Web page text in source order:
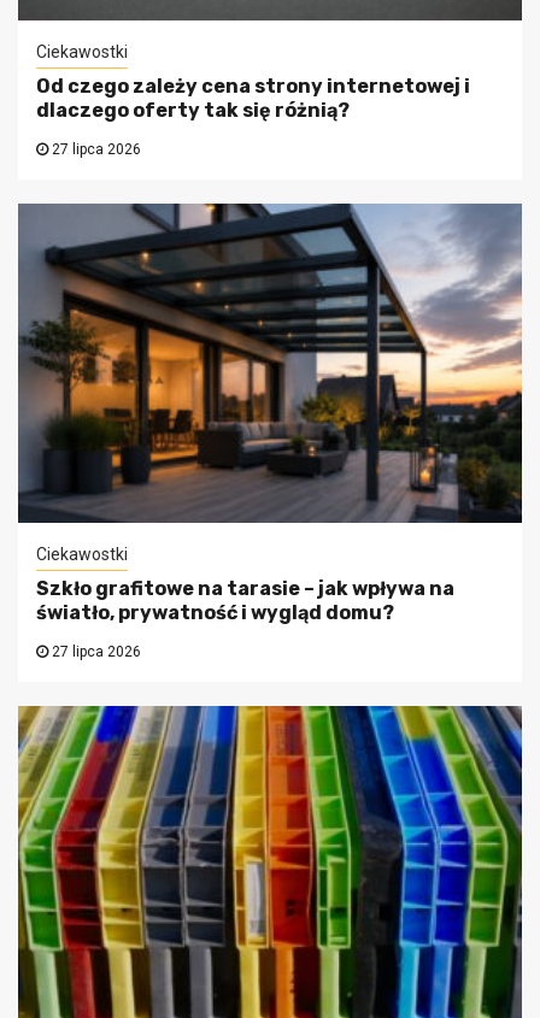
Ciekawostki
Od czego zależy cena strony internetowej i
dlaczego oferty tak się różnią?
27 lipca 2026
Ciekawostki
Szkło grafitowe na tarasie – jak wpływa na
światło, prywatność i wygląd domu?
27 lipca 2026